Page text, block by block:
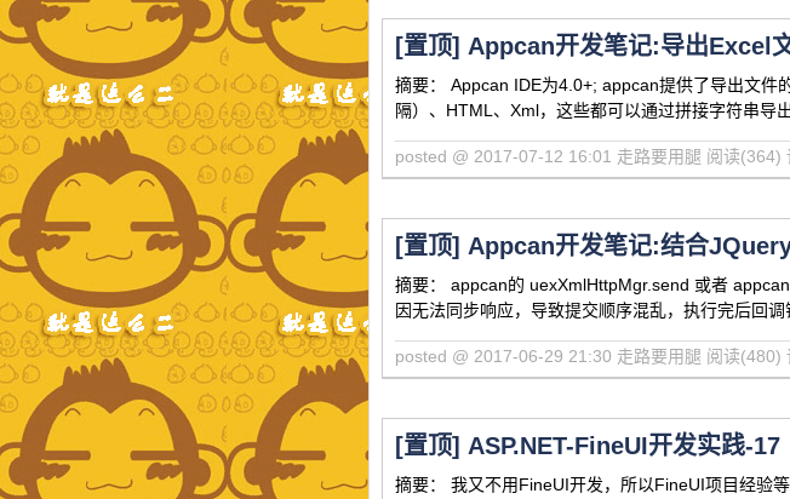
[置顶] Appcan开发笔记:导出Excel
摘要： Appcan IDE为4.0+; appcan提供了导出文件
隔）、HTML、Xml，这些都可以通过拼接字符串
posted @ 2017-07-12 16:01 走路要用腿 阅读(364)
[置顶] Appcan开发笔记:结合
摘要： appcan的 uexXmlHttpMgr.send 或者
因无法同步响应，导致提交顺序混乱，执行完后回
posted @ 2017-06-29 21:30 走路要用腿 阅读(480)
[置顶] ASP.NET-FineUI开发实践-17
摘要： 我又不用FineUI开发，所以FineUI项目经验